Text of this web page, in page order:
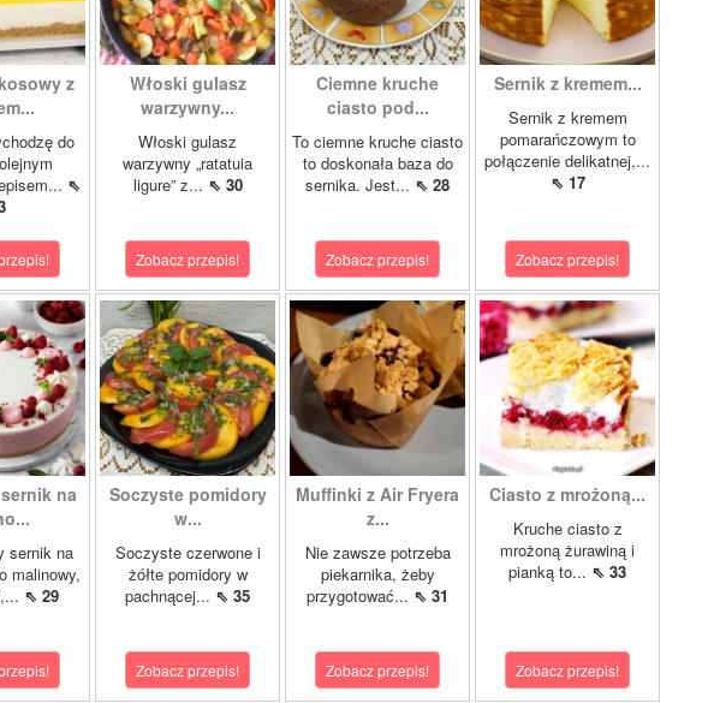
z
do
⇖
Włoski gulasz
warzywny...
Włoski gulasz
warzywny „ratatuia
ligure” z... ⇖ 30
Zobacz przepis!
Ciemne kruche
ciasto pod...
To ciemne kruche ciasto
to doskonała baza do
sernika. Jest... ⇖ 28
Zobacz przepis!
Sernik z kremem...
Sernik z kremem
pomarańczowym to
połączenie delikatnej,...
⇖ 17
Zobacz przepis!
na
sernik na
malinowy,
⇖ 29
Soczyste pomidory
w...
Soczyste czerwone i
żółte pomidory w
pachnącej... ⇖ 35
Zobacz przepis!
Muffinki z Air Fryera
z...
Nie zawsze potrzeba
piekarnika, żeby
przygotować... ⇖ 31
Zobacz przepis!
Ciasto z mrożoną...
Kruche ciasto z
mrożoną żurawiną i
pianką to... ⇖ 33
Zobacz przepis!